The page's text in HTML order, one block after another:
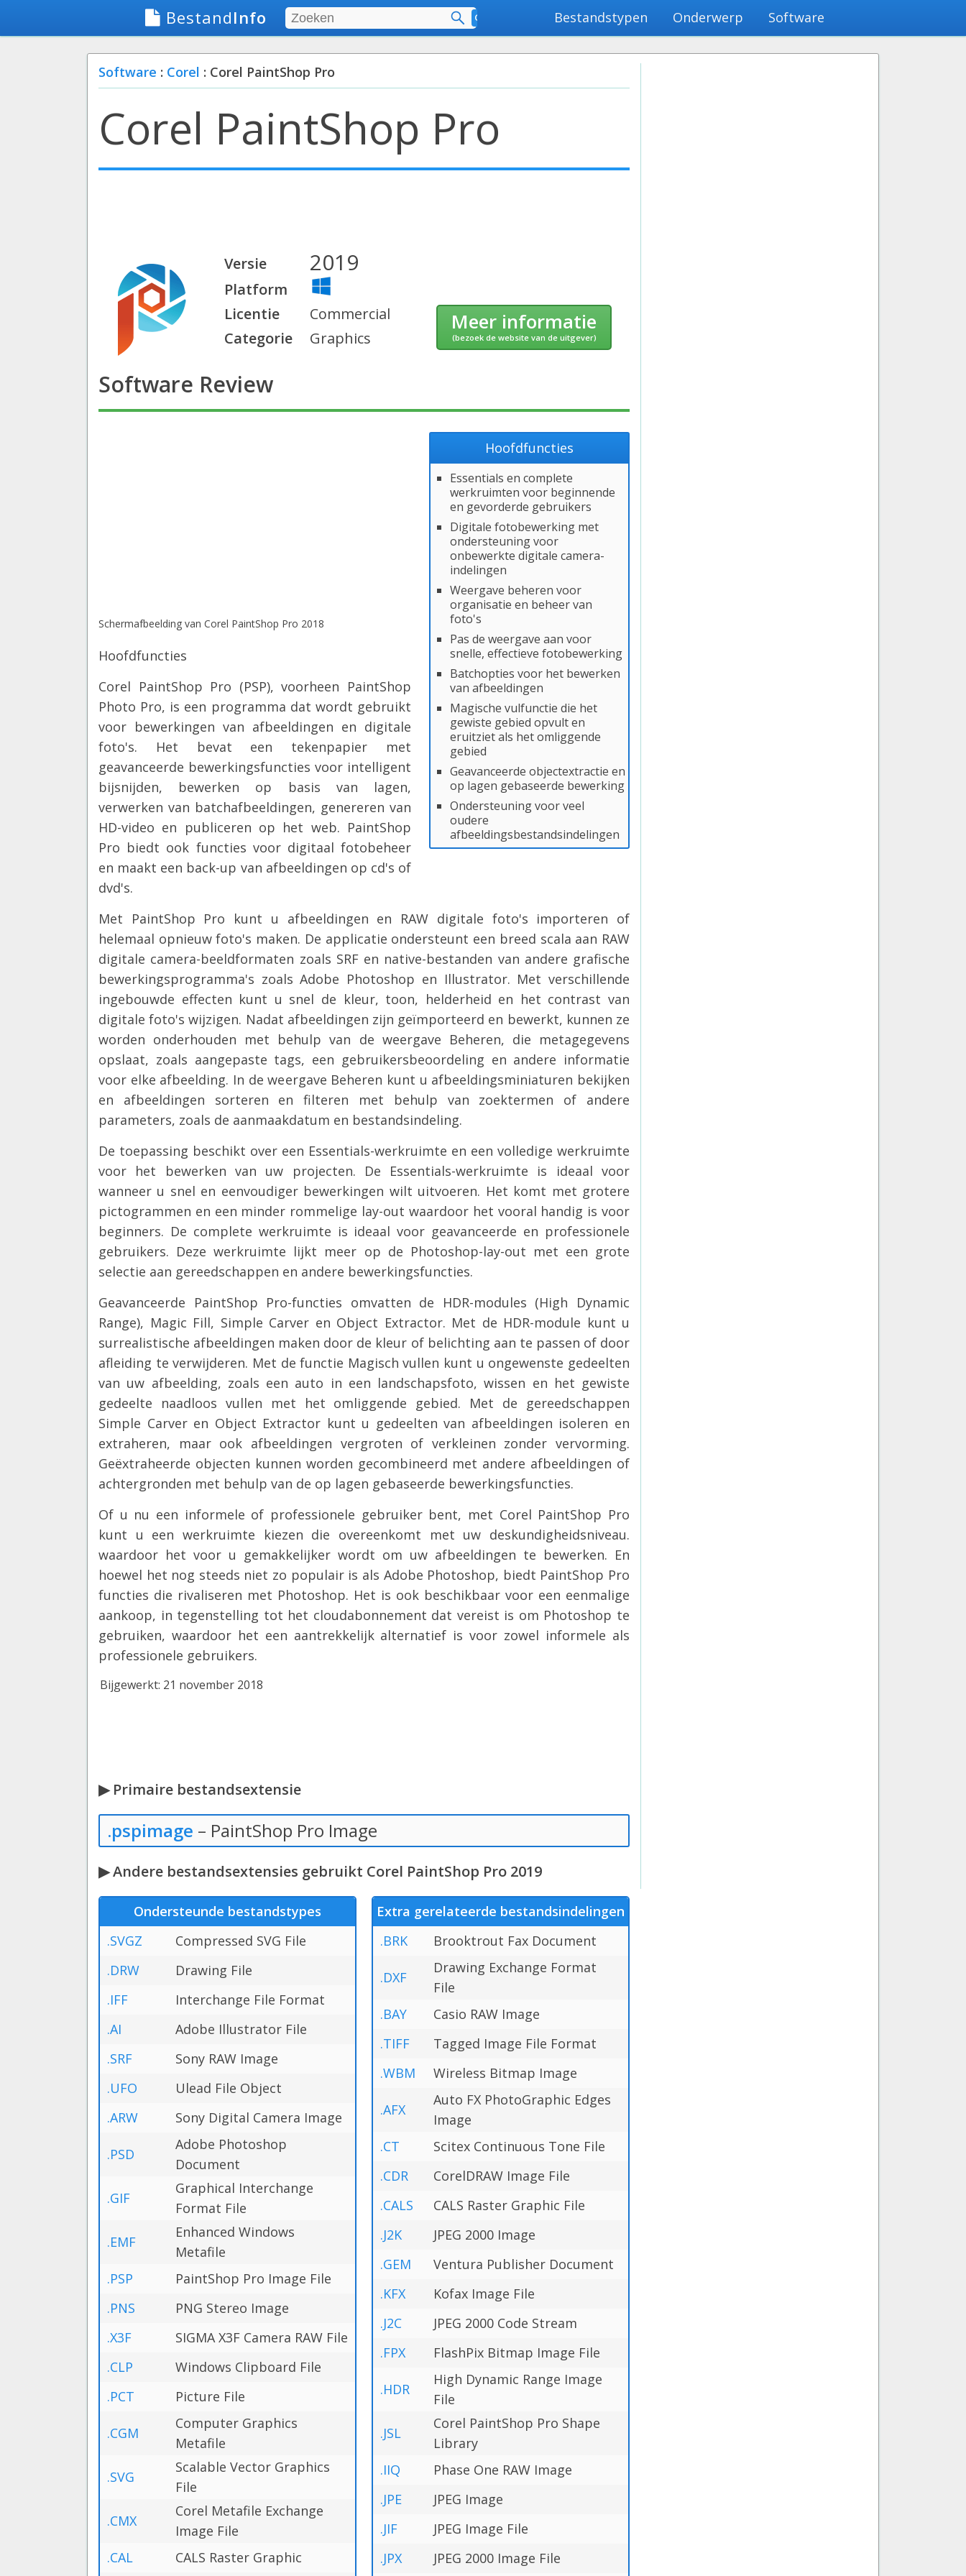
BestandInfo Geavanceerd zoekenBestandstypen Onderwerp Software
Software : Corel : Corel PaintShop Pro
Corel PaintShop Pro
Versie 2019
Platform
Licentie
Commercial
Categorie
Graphics
Meer informatie
(bezoek de website van de uitgever)
Software Review
Hoofdfuncties
Essentials en complete
werkruimten voor beginnende
en gevorderde gebruikers
Digitale fotobewerking met
ondersteuning voor
onbewerkte digitale camera-
indelingen
Weergave beheren voor
organisatie en beheer van
foto's
Pas de weergave aan voor
snelle, effectieve fotobewerking
Batchopties voor het bewerken
van afbeeldingen
Magische vulfunctie die het
gewiste gebied opvult en
eruitziet als het omliggende
gebied
Geavanceerde objectextractie en
op lagen gebaseerde bewerking
Ondersteuning voor veel
oudere
afbeeldingsbestandsindelingen
Schermafbeelding van Corel PaintShop Pro 2018
Hoofdfuncties
Corel PaintShop Pro (PSP), voorheen PaintShop
Photo Pro, is een programma dat wordt gebruikt
voor bewerkingen van afbeeldingen en digitale
foto's. Het bevat een tekenpapier met
geavanceerde bewerkingsfuncties voor intelligent
bijsnijden, bewerken op basis van lagen,
verwerken van batchafbeeldingen, genereren van
HD-video en publiceren op het web. PaintShop
Pro biedt ook functies voor digitaal fotobeheer
en maakt een back-up van afbeeldingen op cd's of
dvd's.
Met PaintShop Pro kunt u afbeeldingen en RAW digitale foto's importeren of
helemaal opnieuw foto's maken. De applicatie ondersteunt een breed scala aan RAW
digitale camera-beeldformaten zoals SRF en native-bestanden van andere grafische
bewerkingsprogramma's zoals Adobe Photoshop en Illustrator. Met verschillende
ingebouwde effecten kunt u snel de kleur, toon, helderheid en het contrast van
digitale foto's wijzigen. Nadat afbeeldingen zijn geïmporteerd en bewerkt, kunnen ze
worden onderhouden met behulp van de weergave Beheren, die metagegevens
opslaat, zoals aangepaste tags, een gebruikersbeoordeling en andere informatie
voor elke afbeelding. In de weergave Beheren kunt u afbeeldingsminiaturen bekijken
en afbeeldingen sorteren en filteren met behulp van zoektermen of andere
parameters, zoals de aanmaakdatum en bestandsindeling.
De toepassing beschikt over een Essentials-werkruimte en een volledige werkruimte
voor het bewerken van uw projecten. De Essentials-werkruimte is ideaal voor
wanneer u snel en eenvoudiger bewerkingen wilt uitvoeren. Het komt met grotere
pictogrammen en een minder rommelige lay-out waardoor het vooral handig is voor
beginners. De complete werkruimte is ideaal voor geavanceerde en professionele
gebruikers. Deze werkruimte lijkt meer op de Photoshop-lay-out met een grote
selectie aan gereedschappen en andere bewerkingsfuncties.
Geavanceerde PaintShop Pro-functies omvatten de HDR-modules (High Dynamic
Range), Magic Fill, Simple Carver en Object Extractor. Met de HDR-module kunt u
surrealistische afbeeldingen maken door de kleur of belichting aan te passen of door
afleiding te verwijderen. Met de functie Magisch vullen kunt u ongewenste gedeelten
van uw afbeelding, zoals een auto in een landschapsfoto, wissen en het gewiste
gedeelte naadloos vullen met het omliggende gebied. Met de gereedschappen
Simple Carver en Object Extractor kunt u gedeelten van afbeeldingen isoleren en
extraheren, maar ook afbeeldingen vergroten of verkleinen zonder vervorming.
Geëxtraheerde objecten kunnen worden gecombineerd met andere afbeeldingen of
achtergronden met behulp van de op lagen gebaseerde bewerkingsfuncties.
Of u nu een informele of professionele gebruiker bent, met Corel PaintShop Pro
kunt u een werkruimte kiezen die overeenkomt met uw deskundigheidsniveau.
waardoor het voor u gemakkelijker wordt om uw afbeeldingen te bewerken. En
hoewel het nog steeds niet zo populair is als Adobe Photoshop, biedt PaintShop Pro
functies die rivaliseren met Photoshop. Het is ook beschikbaar voor een eenmalige
aankoop, in tegenstelling tot het cloudabonnement dat vereist is om Photoshop te
gebruiken, waardoor het een aantrekkelijk alternatief is voor zowel informele als
professionele gebruikers.
Bijgewerkt: 21 november 2018
▶ Primaire bestandsextensie
.pspimage – PaintShop Pro Image
▶ Andere bestandsextensies gebruikt Corel PaintShop Pro 2019
Ondersteunde bestandstypes
.SVGZ
Compressed SVG File
.DRW
Drawing File
.IFF
Interchange File Format
.AI
Adobe Illustrator File
.SRF
Sony RAW Image
.UFO
Ulead File Object
.ARW
Sony Digital Camera Image
.PSD
Adobe Photoshop
Document
.GIF
Graphical Interchange
Format File
.EMF
Enhanced Windows
Metafile
.PSP
PaintShop Pro Image File
.PNS
PNG Stereo Image
.X3F
SIGMA X3F Camera RAW File
.CLP
Windows Clipboard File
.PCT
Picture File
.CGM
Computer Graphics
Metafile
.SVG
Scalable Vector Graphics
File
.CMX
Corel Metafile Exchange
Image File
.CAL
CALS Raster Graphic
Extra gerelateerde bestandsindelingen
.BRK
Brooktrout Fax Document
.DXF
Drawing Exchange Format
File
.BAY
Casio RAW Image
.TIFF
Tagged Image File Format
.WBM
Wireless Bitmap Image
.AFX
Auto FX PhotoGraphic Edges
Image
.CT
Scitex Continuous Tone File
.CDR
CorelDRAW Image File
.CALS
CALS Raster Graphic File
.J2K
JPEG 2000 Image
.GEM
Ventura Publisher Document
.KFX
Kofax Image File
.J2C
JPEG 2000 Code Stream
.FPX
FlashPix Bitmap Image File
.HDR
High Dynamic Range Image
File
.JSL
Corel PaintShop Pro Shape
Library
.IIQ
Phase One RAW Image
.JPE
JPEG Image
.JIF
JPEG Image File
.JPX
JPEG 2000 Image File